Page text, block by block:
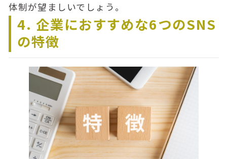
体制が望ましいでしょう。
4. 企業におすすめな6つのSNS
の特徴